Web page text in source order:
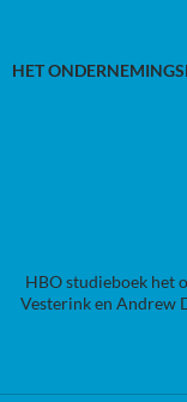
HET
HBO studieboek het
Vesterink en Andrew